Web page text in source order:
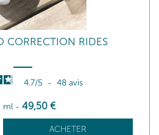
CORRECTION RIDES
4.7/5 - 48 avis
ml - 49,50 €
ACHETER